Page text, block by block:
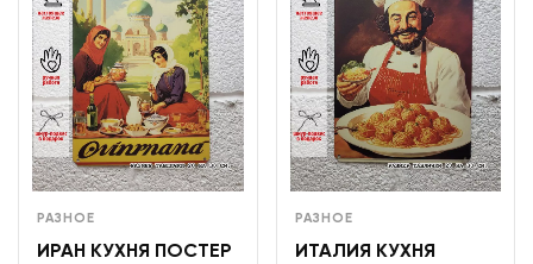
РАЗНОЕ
ИРАН КУХНЯ ПОСТЕР
РАЗНОЕ
ИТАЛИЯ КУХНЯ